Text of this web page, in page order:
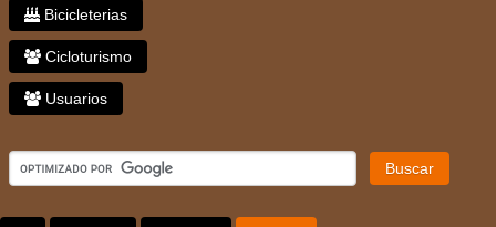
Bicicleterias
Cicloturismo
Usuarios
Buscar